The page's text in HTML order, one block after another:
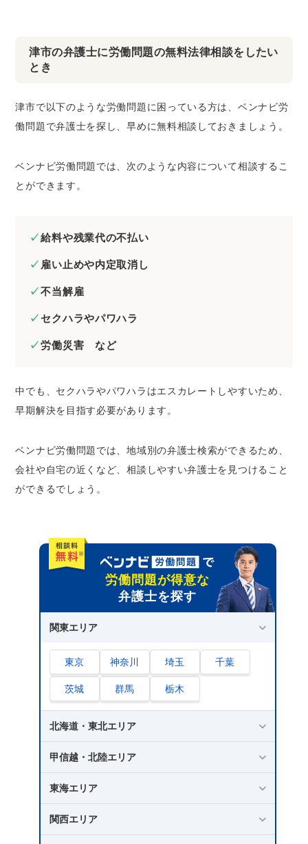
津市の弁護士に労働問題の無料法律相談をしたい
とき
津市で以下のような労働問題に困っている方は、ベンナビ労
働問題で弁護士を探し、早めに無料相談しておきましょう。
ベンナビ労働問題では、次のような内容について相談するこ
とができます。
給料や残業代の不払い
雇い止めや内定取消し
不当解雇
セクハラやパワハラ
労働災害 など
中でも、セクハラやパワハラはエスカレートしやすいため、
早期解決を目指す必要があります。
ベンナビ労働問題では、地域別の弁護士検索ができるため、
会社や自宅の近くなど、相談しやすい弁護士を見つけること
ができるでしょう。
労働問題が得意な
弁護士を探す
関東エリア
東京 神奈川 埼玉 千葉
茨城 群馬 栃木
北海道・東北エリア
甲信越・北陸エリア
東海エリア
関西エリア